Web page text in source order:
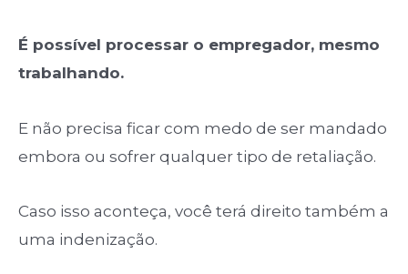
É possível processar o empregador, mesmo
trabalhando.
E não precisa ficar com medo de ser mandado
embora ou sofrer qualquer tipo de retaliação.
Caso isso aconteça, você terá direito também a
uma indenização.